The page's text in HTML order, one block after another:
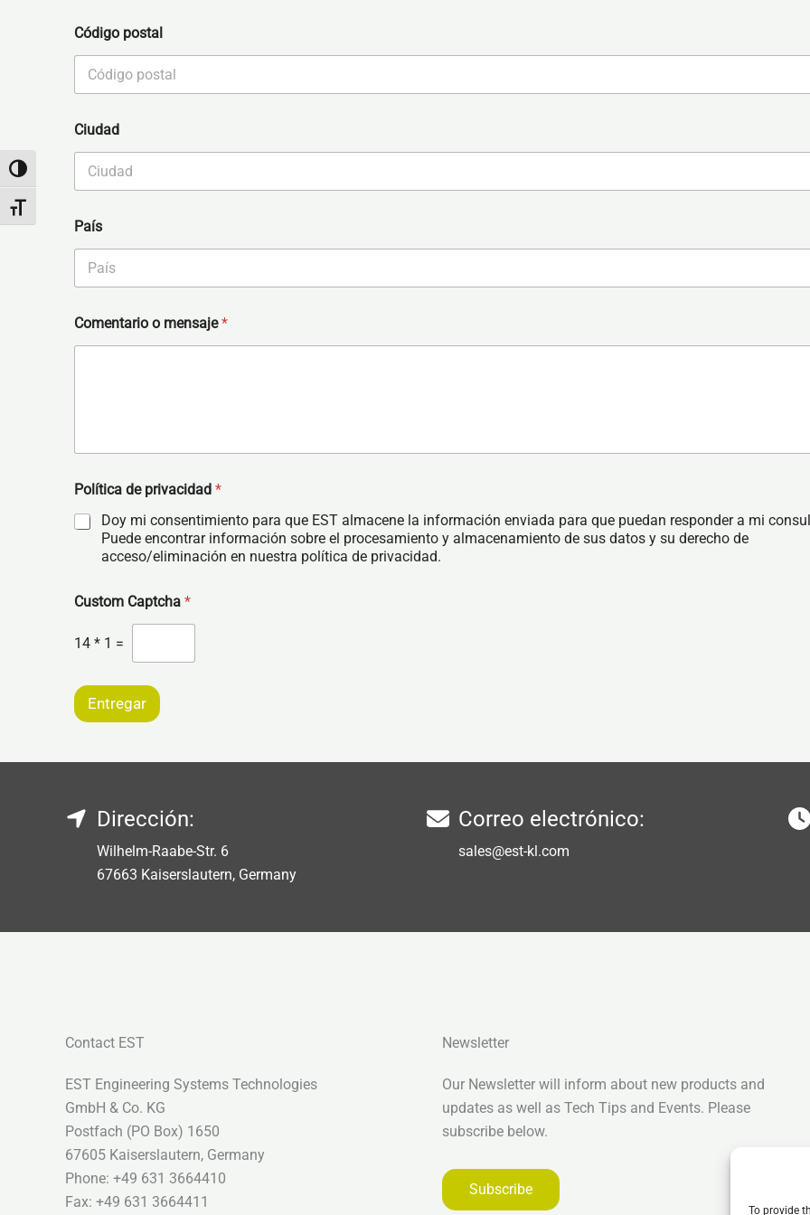
To provide
Alternar alto contraste
Alternar tamaño de letra
Código postal
Ciudad
País
Comentario o mensaje*
Política de privacidad *
Doy mi consentimiento para que EST almacene la información enviada para que puedan responder a mi
Puede encontrar información sobre el procesamiento y almacenamiento de sus datos y su derecho de
acceso/eliminación en nuestra política de privacidad.
Custom Captcha *
14 * 1 =
Entregar
Dirección:
Wilhelm-Raabe-Str. 6
67663 Kaiserslautern, Germany
Correo electrónico:
sales@est-kl.com
Contact EST
EST Engineering Systems Technologies
GmbH & Co. KG
Postfach (PO Box) 1650
67605 Kaiserslautern, Germany
Phone: +49 631 3664410
Fax: +49 631 3664411
Newsletter
Our Newsletter will inform about new products and
updates as well as Tech Tips and Events. Please
subscribe below.
Subscribe